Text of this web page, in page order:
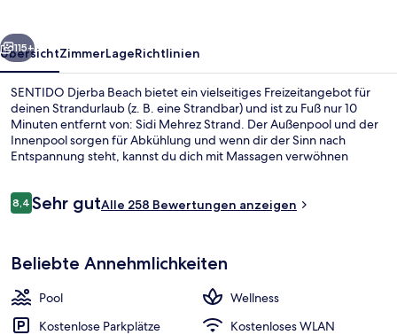
Weiter
115+
ÜbersichtZimmerLageRichtlinien
SENTIDO Djerba Beach bietet ein vielseitiges Freizeitangebot für
deinen Strandurlaub (z. B. eine Strandbar) und ist zu Fuß nur 10
Minuten entfernt von: Sidi Mehrez Strand. Der Außenpool und der
Innenpool sorgen für Abkühlung und wenn dir der Sinn nach
Entspannung steht, kannst du dich mit Massagen verwöhnen
Fitnessmöglichkeiten gehören zu den weiteren Highlights. Andere
Bewertungen
8,48,4 von 10.
Sehr gutAlle 258 Bewertungen anzeigen
Beliebte Annehmlichkeiten
Pool
Wellness
Kostenlose Parkplätze
Kostenloses WLAN